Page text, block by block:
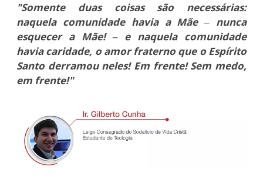
"Somente duas coisas são necessárias:
naquela comunidade havia a Mãe – nunca
esquecer a Mãe! – e naquela comunidade
havia caridade, o amor fraterno que o Espírito
Santo derramou neles! Em frente! Sem medo,
em frente!"